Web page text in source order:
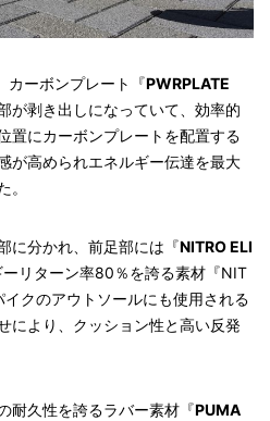
カーボンプレート『PWRPLATE
が剥き出しになっていて、効率的
置にカーボンプレートを配置する
が高められエネルギー伝達を最大
。
に分かれ、前足部には『NITRO ELI
ーリターン率80％を誇る素材『NIT
クのアウトソールにも使用される
により、クッション性と高い反発
耐久性を誇るラバー素材『PUMA